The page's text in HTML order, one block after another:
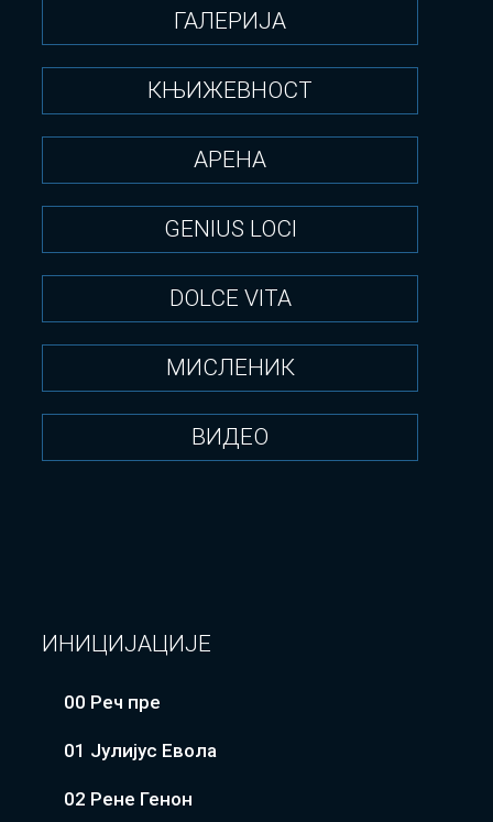
ГАЛЕРИЈА
КЊИЖЕВНОСТ
АРЕНА
GENIUS LOCI
DOLCE VITA
МИСЛЕНИК
ВИДЕО
ИНИЦИЈАЦИЈЕ
00 Реч пре
01 Јулијус Евола
02 Рене Генон